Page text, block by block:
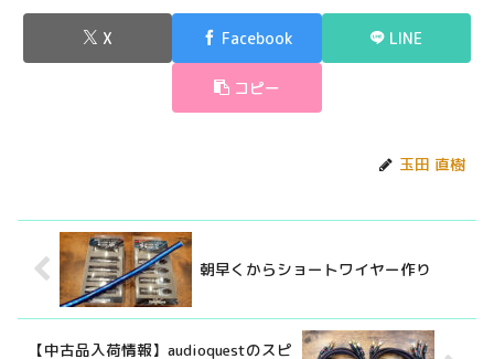
X Facebook LINE
コピー
玉田 直樹
朝早くからショートワイヤー作り
【中古品入荷情報】audioquestのスピ